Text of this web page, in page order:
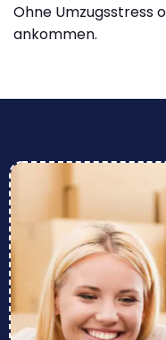
Ohne Umzugsstress
ankommen.